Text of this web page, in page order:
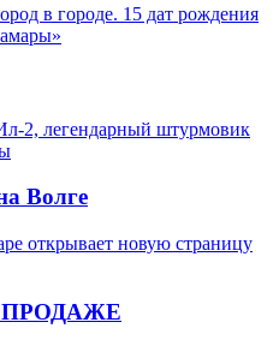
в городе. 15 дат рождения
2, легендарный штурмовик
Волге
открывает новую страницу